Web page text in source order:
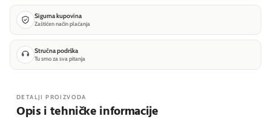
Sigurna kupovina
Zaštićen način plaćanja
Stručna podrška
Tu smo za sva pitanja
DETALJI PROIZVODA
Opis i tehničke informacije